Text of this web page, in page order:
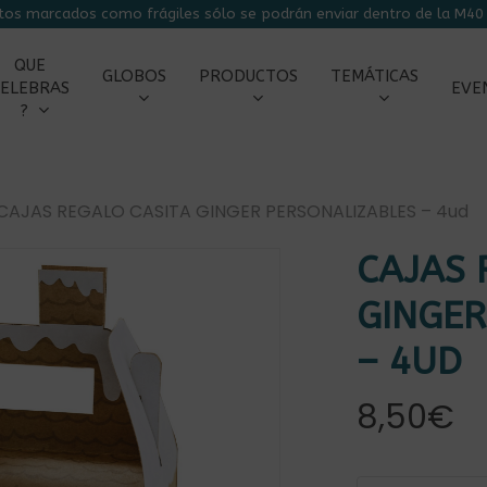
marcados como frágiles sólo se podrán enviar dentro de la
QUE
?
GLOBOS PRODUCTOS TEMÁTICAS
REGALO CASITA GINGER PERSONALIZABLES – 4ud
CAJAS
– 4UD
8,50€